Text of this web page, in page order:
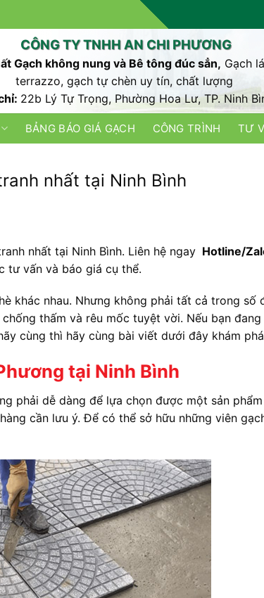
CÔNG TY TNHH AN CHI PHƯƠNG
Gạch không nung và Bê tông đúc sẳn, Gạch
terrazzo, gạch tự chèn uy tín, chất lượng
22b Lý Tự Trọng, Phường Hoa Lư, TP. Ninh
BẢNG BÁO GIÁ GẠCH CÔNG TRÌNH TƯ
nhất tại Ninh Bình
nhất tại Ninh Bình. Liên hệ ngay Hotline/
tư vấn và báo giá cụ thể.
khác nhau. Nhưng không phải tất cả trong số
thấm và rêu mốc tuyệt vời. Nếu bạn đang
cùng thì hãy cùng bài viết dưới đây khám
tại Ninh Bình
phải dễ dàng để lựa chọn được một sản
cần lưu ý. Để có thể sở hữu những viên